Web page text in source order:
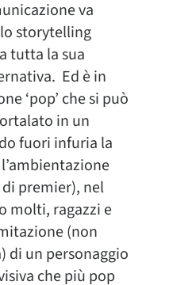
va
storytelling
tutta la sua
Ed è in
‘pop’ che si può
in un
fuori infuria la
premier), nel
molti, ragazzi e
(non
di un personaggio
che più pop